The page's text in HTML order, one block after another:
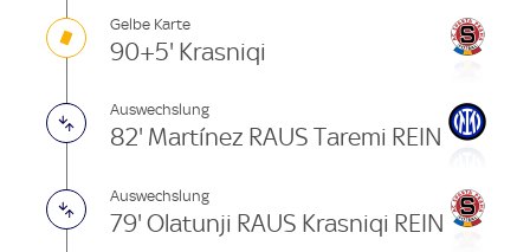
Gelbe Karte
90+5' Krasniqi
Auswechslung
82' Martínez RAUS Taremi REIN
Auswechslung
79' Olatunji RAUS Krasniqi REIN